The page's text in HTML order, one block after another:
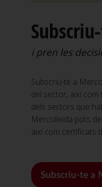
i pren les
Subscriu-te a
del sector, així
dels sectors que
Mercolleida pots
així com certificats
Subscriu-te a